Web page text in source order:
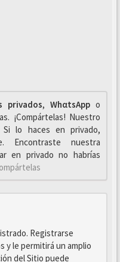
privados, WhαtsAppo
¡Compártelas! Nuestro
lo haces en privado,
Encontraste nuestra
en privado no habrías
Registrarse
y le permitirá un amplio
del Sitio puede